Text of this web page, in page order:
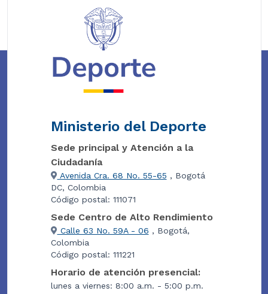
Ministerio del Deporte
Sede principal y Atención a la
Ciudadanía
Avenida Cra. 68 No. 55-65 , Bogotá
DC, Colombia
Código postal: 111071
Sede Centro de Alto Rendimiento
Calle 63 No. 59A - 06 , Bogotá,
Colombia
Código postal: 111221
Horario de atención presencial:
lunes a viernes: 8:00 a.m. - 5:00 p.m.